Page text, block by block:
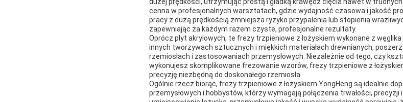
cenna w profesjonalnych warsztatach, gdzie wydajność czasowa i jakość
pracy z dużą prędkością zmniejsza ryzyko przypalenia lub stopienia
zapewniając za każdym razem czyste, profesjonalne rezultaty.
Oprócz płyt akrylowych, te frezy trzpieniowe z łożyskiem wykonane z
innych tworzywach sztucznych i miękkich materiałach drewnianych,
rzemiosłach i zastosowaniach przemysłowych. Niezależnie od tego, czy
wykonujesz skomplikowane frezowanie wzorów, frezy trzpieniowe z
precyzję niezbędną do doskonałego rzemiosła.
Ogólnie rzecz biorąc, frezy trzpieniowe z łożyskiem YongHeng są idealnie
przemysłowych i hobbystów, którzy wymagają połączenia trwałości, precyzji